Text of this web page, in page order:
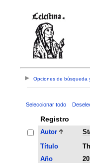
Opciones de búsqueda
Seleccionar todo
Registro
Autor
Título
Año